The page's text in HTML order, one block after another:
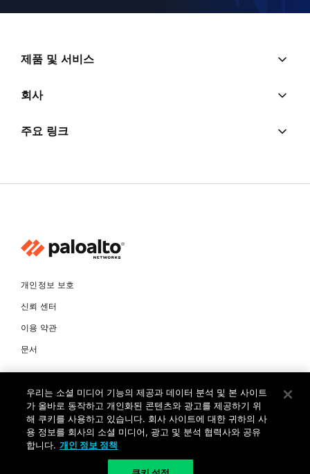
제품 및 서비스
회사
주요 링크
개인정보 보호
신뢰 센터
이용 약관
문서
Networks Korea, Ltd. All rights reserved. 여러 가지 상표에 대한
소유권은 각 소유자에게 있습니다. 사업자 등록번호: 120-87-72963.
대표자 : 제프리찰스트루 서울특별시 서초구 서초대로74길 4, 1층 (삼성
생명 서초타워) TEL: +82-2-568-4353
우리는 소셜 미디어 기능의 제공과 데이터 분석 및 본 사이트
가 올바로 동작하고 개인화된 콘텐츠와 광고를 제공하기 위
해 쿠키를 사용하고 있습니다. 회사 사이트에 대한 귀하의 사
용 정보를 회사의 소셜 미디어, 광고 및 분석 협력사와 공유
합니다. 개인 정보 정책